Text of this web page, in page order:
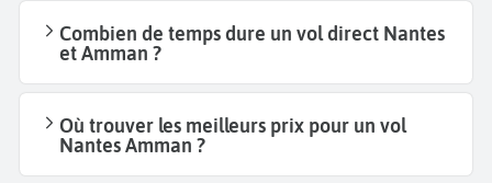
Combien de temps dure un vol direct Nantes
et Amman ?
Où trouver les meilleurs prix pour un vol
Nantes Amman ?